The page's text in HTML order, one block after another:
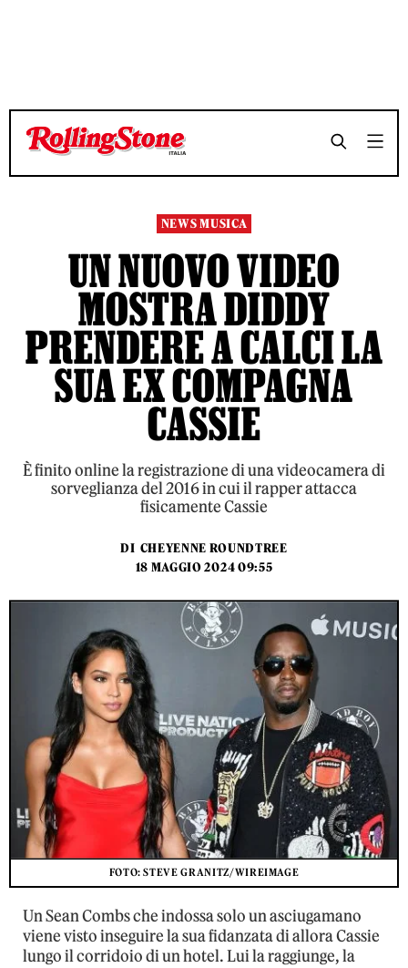
TEMPO DI LETTURA 6 MINUTI SHARE
TEMPO DI LETTURA 6 MINUTI SHARE
NEWS MUSICA
UN NUOVO VIDEO
MOSTRA DIDDY
PRENDERE A CALCI LA
SUA EX COMPAGNA
CASSIE
È finito online la registrazione di una videocamera di
sorveglianza del 2016 in cui il rapper attacca
fisicamente Cassie
DI CHEYENNE ROUNDTREE
18 MAGGIO 2024 09:55
FOTO: STEVE GRANITZ/WIREIMAGE
Un Sean Combs che indossa solo un asciugamano
viene visto inseguire la sua fidanzata di allora Cassie
lungo il corridoio di un hotel. Lui la raggiunge, la